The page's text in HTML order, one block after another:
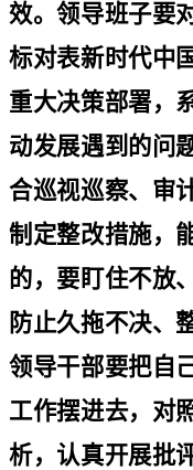
效。领导班子要
标对表新时代中
重大决策部署，
动发展遇到的问
合巡视巡察、审
制定整改措施，
的，要盯住不放
防止久拖不决、
领导干部要把自
工作摆进去，对
析，认真开展批